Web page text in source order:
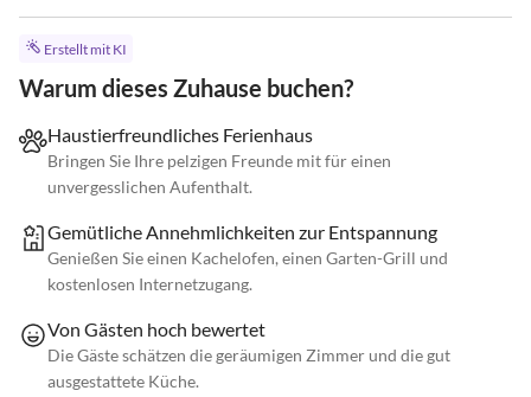
Erstellt mit KI
Warum dieses Zuhause buchen?
Haustierfreundliches Ferienhaus
Bringen Sie Ihre pelzigen Freunde mit für einen
unvergesslichen Aufenthalt.
Gemütliche Annehmlichkeiten zur Entspannung
Genießen Sie einen Kachelofen, einen Garten-Grill und
kostenlosen Internetzugang.
Von Gästen hoch bewertet
Die Gäste schätzen die geräumigen Zimmer und die gut
ausgestattete Küche.